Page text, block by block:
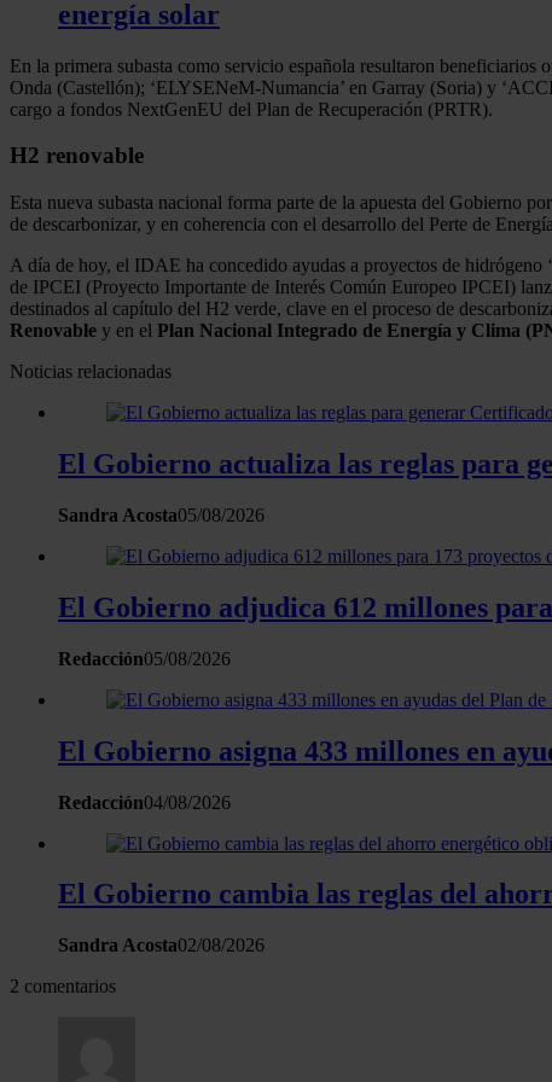
energía solar
En la primera subasta como servicio española resultaron beneficiarios
Onda (Castellón); ‘ELYSENeM-Numancia’ en Garray (Soria) y
cargo a fondos NextGenEU del Plan de Recuperación (PRTR).
H2 renovable
Esta nueva subasta nacional forma parte de la apuesta del Gobierno
de descarbonizar, y en coherencia con el desarrollo del Perte de
A día de hoy, el IDAE ha concedido ayudas a proyectos de
de IPCEI (Proyecto Importante de Interés Común Europeo IPCEI)
destinados al capítulo del H2 verde, clave en el proceso de
Renovable y en el Plan Nacional Integrado de Energía y Clima
Noticias relacionadas
El Gobierno actualiza las reglas para
Sandra Acosta05/08/2026
El Gobierno adjudica 612 millones
Redacción05/08/2026
El Gobierno asigna 433 millones en
Redacción04/08/2026
El Gobierno cambia las reglas del
Sandra Acosta02/08/2026
2 comentarios